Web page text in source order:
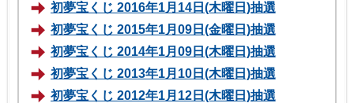
初夢宝くじ 2016年1月14日(木曜日)抽選
初夢宝くじ 2015年1月09日(金曜日)抽選
初夢宝くじ 2014年1月09日(木曜日)抽選
初夢宝くじ 2013年1月10日(木曜日)抽選
初夢宝くじ 2012年1月12日(木曜日)抽選